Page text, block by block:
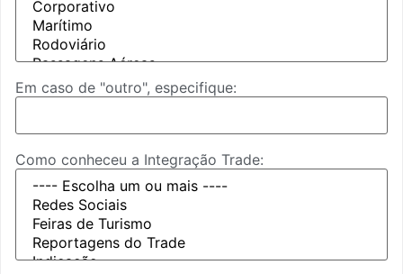
Em caso de "outro", especifique:
Como conheceu a Integração Trade: